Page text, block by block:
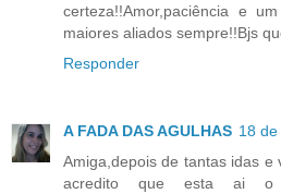
certeza!!Amor,paciência e
maiores aliados sempre!!Bjs
Responder
A FADA DAS AGULHAS 18
Amiga,depois de tantas idas e
acredito que esta ai